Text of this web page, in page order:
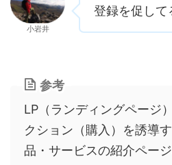
小岩井
登録を促して
参考
LP（ランディングページ
クション（購入）を誘導
品・サービスの紹介ペー